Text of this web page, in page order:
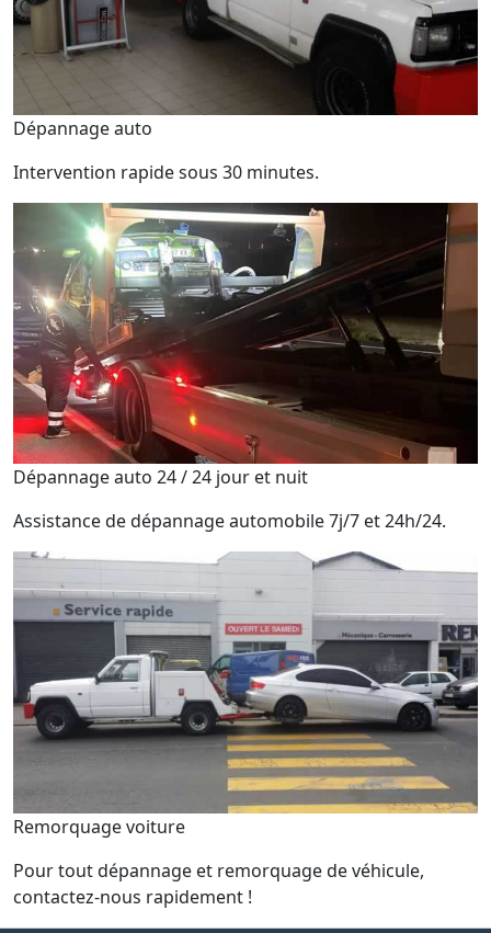
Dépannage auto
Intervention rapide sous 30 minutes.
Dépannage auto 24 / 24 jour et nuit
Assistance de dépannage automobile 7j/7 et 24h/24.
Remorquage voiture
Pour tout dépannage et remorquage de véhicule,
contactez-nous rapidement !